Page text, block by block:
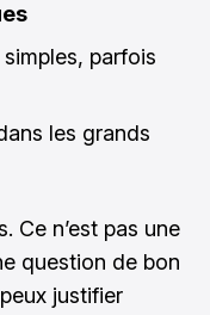
parfois
les grands
Ce n’est pas une
question de bon
justifier